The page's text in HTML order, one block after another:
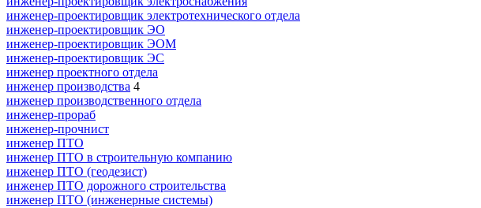
инженер-проектировщик электротехнического отдела
инженер-проектировщик ЭО
инженер-проектировщик ЭОМ
инженер-проектировщик ЭС
инженер проектного отдела
инженер производства 4
инженер производственного отдела
инженер-прораб
инженер-прочнист
инженер ПТО
инженер ПТО в строительную компанию
инженер ПТО (геодезист)
инженер ПТО дорожного строительства
инженер ПТО (инженерные системы)